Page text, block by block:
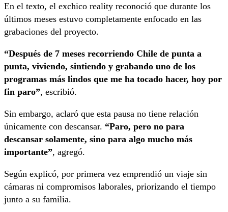
En el texto, el exchico reality reconoció que durante los
últimos meses estuvo completamente enfocado en las
grabaciones del proyecto.
“Después de 7 meses recorriendo Chile de punta a
punta, viviendo, sintiendo y grabando uno de los
programas más lindos que me ha tocado hacer, hoy por
fin paro”, escribió.
Sin embargo, aclaró que esta pausa no tiene relación
únicamente con descansar. “Paro, pero no para
descansar solamente, sino para algo mucho más
importante”, agregó.
Según explicó, por primera vez emprendió un viaje sin
cámaras ni compromisos laborales, priorizando el tiempo
junto a su familia.